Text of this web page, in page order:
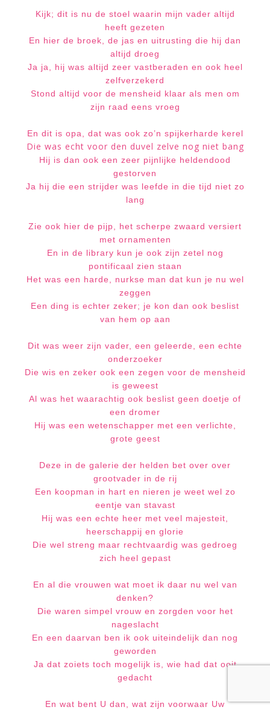
Kijk; dit is nu de stoel waarin mijn vader altijd
heeft gezeten
En hier de broek, de jas en uitrusting die hij dan
altijd droeg
Ja ja, hij was altijd zeer vastberaden en ook heel
zelfverzekerd
Stond altijd voor de mensheid klaar als men om
zijn raad eens vroeg
En dit is opa, dat was ook zo’n spijkerharde kerel
Die was echt voor den duvel zelve nog niet bang
Hij is dan ook een zeer pijnlijke heldendood
gestorven
Ja hij die een strijder was leefde in die tijd niet zo
lang
Zie ook hier de pijp, het scherpe zwaard versiert
met ornamenten
En in de library kun je ook zijn zetel nog
pontificaal zien staan
Het was een harde, nurkse man dat kun je nu wel
zeggen
Een ding is echter zeker; je kon dan ook beslist
van hem op aan
Dit was weer zijn vader, een geleerde, een echte
onderzoeker
Die wis en zeker ook een zegen voor de mensheid
is geweest
Al was het waarachtig ook beslist geen doetje of
een dromer
Hij was een wetenschapper met een verlichte,
grote geest
Deze in de galerie der helden bet over over
grootvader in de rij
Een koopman in hart en nieren je weet wel zo
eentje van stavast
Hij was een echte heer met veel majesteit,
heerschappij en glorie
Die wel streng maar rechtvaardig was gedroeg
zich heel gepast
En al die vrouwen wat moet ik daar nu wel van
denken?
Die waren simpel vrouw en zorgden voor het
nageslacht
En een daarvan ben ik ook uiteindelijk dan nog
geworden
Ja dat zoiets toch mogelijk is, wie had dat ooit
gedacht
En wat bent U dan, wat zijn voorwaar Uw